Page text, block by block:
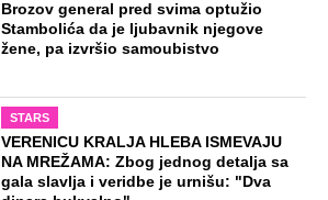
Brozov general pred svima optužio
Stambolića da je ljubavnik njegove
žene, pa izvršio samoubistvo
STARS
VERENICU KRALJA HLEBA ISMEVAJU
NA MREŽAMA: Zbog jednog detalja sa
gala slavlja i veridbe je urnišu: "Dva